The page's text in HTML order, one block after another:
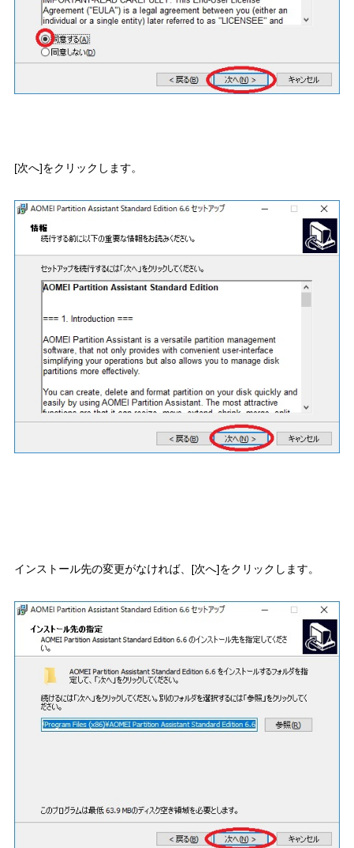
[次へ]をクリックします。
インストール先の変更がなければ、[次へ]をクリックします。